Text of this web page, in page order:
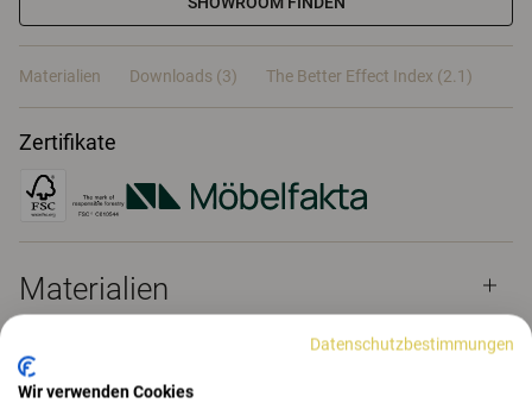
Materialien Downloads (3) The Better Effect Index (2.1)
Zertifikate
Materialien
Downloads (
Datenschutzbestimmungen
Wir verwenden Cookies